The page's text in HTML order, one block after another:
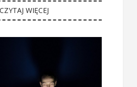
CZYTAJ WIĘCEJ